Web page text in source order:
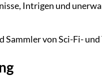
Intrigen und
Sammler von Sci-Fi-